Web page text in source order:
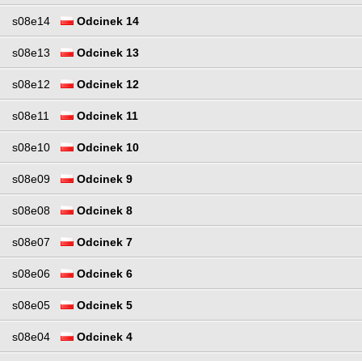
s08e14 Odcinek 14
s08e13 Odcinek 13
s08e12 Odcinek 12
s08e11 Odcinek 11
s08e10 Odcinek 10
s08e09 Odcinek 9
s08e08 Odcinek 8
s08e07 Odcinek 7
s08e06 Odcinek 6
s08e05 Odcinek 5
s08e04 Odcinek 4